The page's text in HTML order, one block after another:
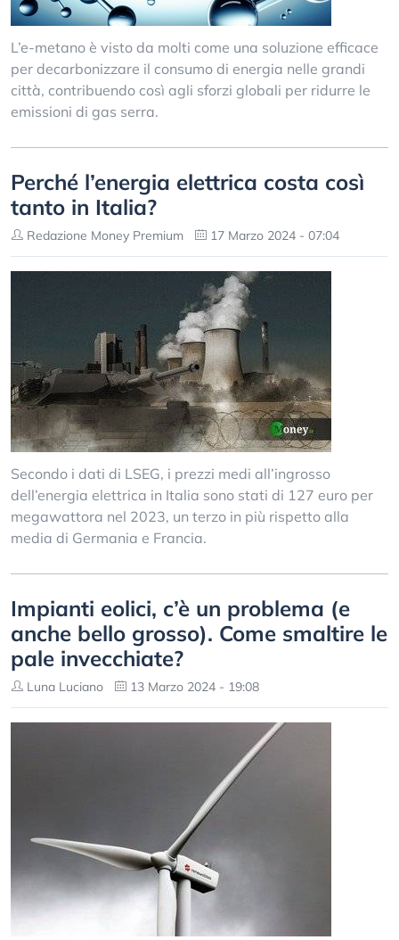
L’e-metano è visto da molti come una soluzione efficace
per decarbonizzare il consumo di energia nelle grandi
città, contribuendo così agli sforzi globali per ridurre le
emissioni di gas serra.
Perché l’energia elettrica costa così
tanto in Italia?
Redazione Money Premium 17 Marzo 2024 - 07:04
Secondo i dati di LSEG, i prezzi medi all’ingrosso
dell’energia elettrica in Italia sono stati di 127 euro per
megawattora nel 2023, un terzo in più rispetto alla
media di Germania e Francia.
Impianti eolici, c’è un problema (e
anche bello grosso). Come smaltire le
pale invecchiate?
Luna Luciano 13 Marzo 2024 - 19:08